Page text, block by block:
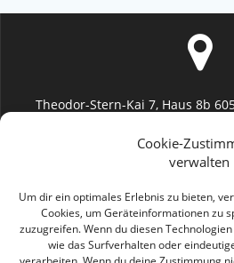
Cookie-
verwalten
Um dir ein optimales Erlebnis zu bieten,
Cookies, um Geräteinformationen zu
zuzugreifen. Wenn du diesen
wie das Surfverhalten oder
Theodor-Stern-Kai 7, Haus 8b